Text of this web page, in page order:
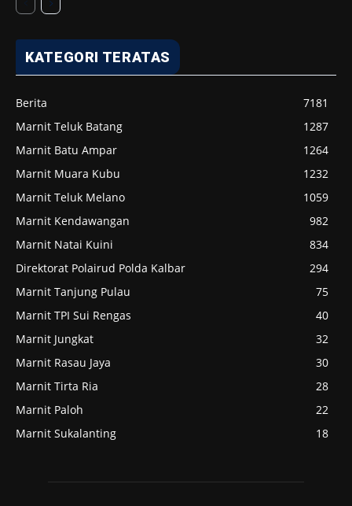
KATEGORI TERATAS
Berita
7181
Marnit Teluk Batang
1287
Marnit Batu Ampar
1264
Marnit Muara Kubu
1232
Marnit Teluk Melano
1059
Marnit Kendawangan
982
Marnit Natai Kuini
834
Direktorat Polairud Polda Kalbar
294
Marnit Tanjung Pulau
75
Marnit TPI Sui Rengas
40
Marnit Jungkat
32
Marnit Rasau Jaya
30
Marnit Tirta Ria
28
Marnit Paloh
22
Marnit Sukalanting
18